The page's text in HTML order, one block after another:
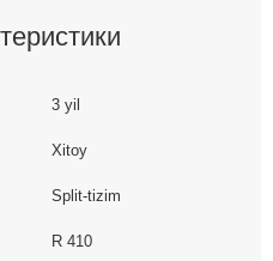
3 yil
Xitoy
Split-tizim
R 410